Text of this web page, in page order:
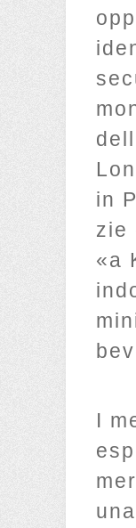
in
zie
«a
I